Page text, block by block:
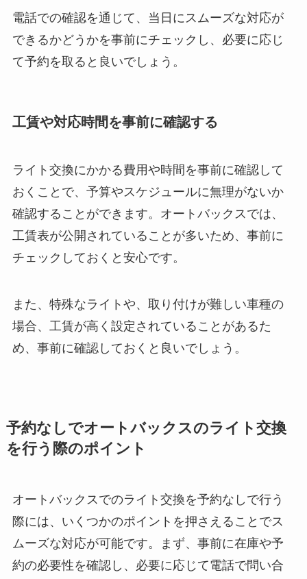
電話での確認を通じて、当日にスムーズな対応が
できるかどうかを事前にチェックし、必要に応じ
て予約を取ると良いでしょう。
工賃や対応時間を事前に確認する
ライト交換にかかる費用や時間を事前に確認して
おくことで、予算やスケジュールに無理がないか
確認することができます。オートバックスでは、
工賃表が公開されていることが多いため、事前に
チェックしておくと安心です。
また、特殊なライトや、取り付けが難しい車種の
場合、工賃が高く設定されていることがあるた
め、事前に確認しておくと良いでしょう。
予約なしでオートバックスのライト交換
を行う際のポイント
オートバックスでのライト交換を予約なしで行う
際には、いくつかのポイントを押さえることでス
ムーズな対応が可能です。まず、事前に在庫や予
約の必要性を確認し、必要に応じて電話で問い合